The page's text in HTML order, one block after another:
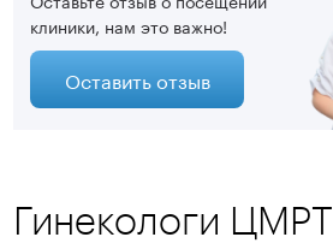
клиники, нам это важно!
Оставить отзыв
Гинекологи ЦМРТ